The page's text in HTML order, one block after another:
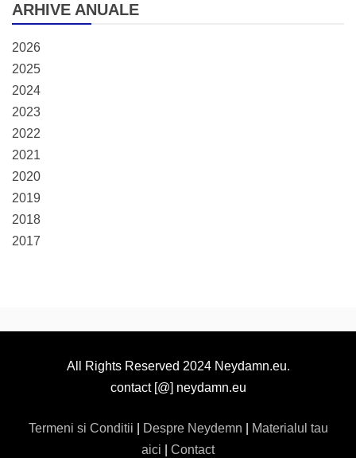
ARHIVE ANUALE
2026
2025
2024
2023
2022
2021
2020
2019
2018
2017
All Rights Reserved 2024 Neydamn.eu.
contact [@] neydamn.eu
Termeni si Conditii Despre Neydemn
Materialul tau
aici
Contact